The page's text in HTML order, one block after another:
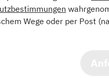
Wege oder per Post